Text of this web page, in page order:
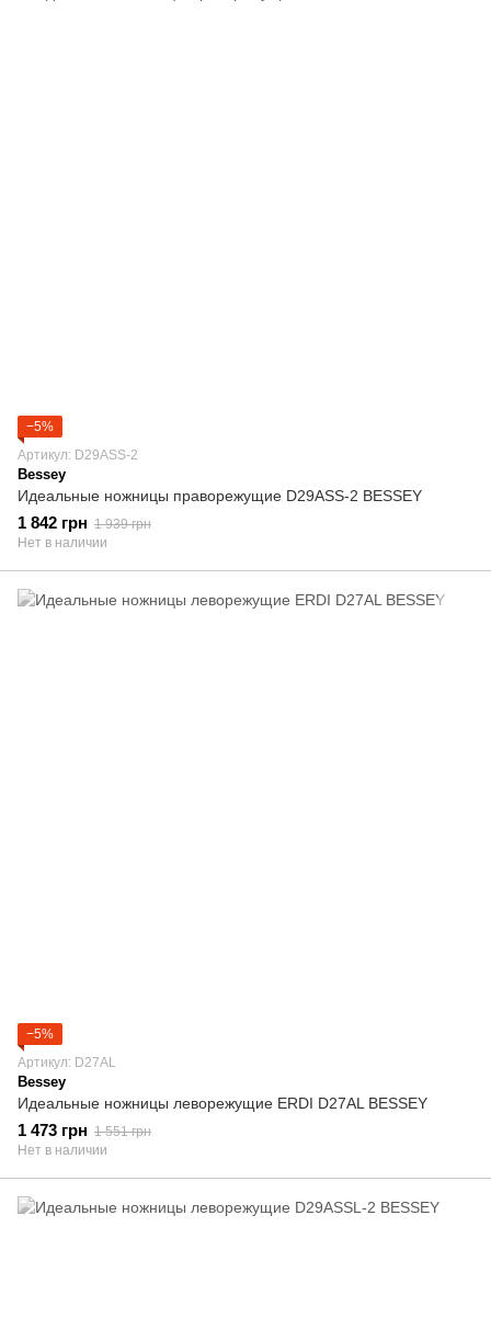
−5%
Артикул: D29ASS-2
Bessey
Идеальные ножницы праворежущие D29ASS-2 BESSEY
1 842 грн 1 939 грн
Нет в наличии
−5%
Артикул: D27AL
Bessey
Идеальные ножницы леворежущие ERDI D27AL BESSEY
1 473 грн 1 551 грн
Нет в наличии